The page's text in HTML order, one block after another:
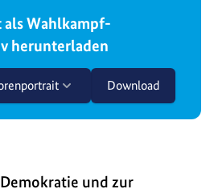
als Wahlkampf-
herunterladen
Download
und zur